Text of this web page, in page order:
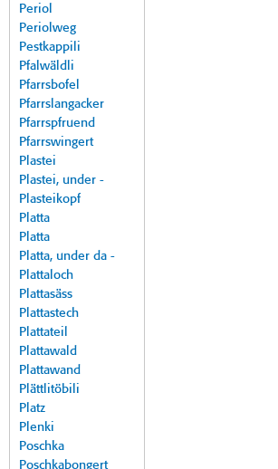
Periol
Periolweg
Pestkappili
Pfalwäldli
Pfarrsbofel
Pfarrslangacker
Pfarrspfruend
Pfarrswingert
Plastei
Plastei, under -
Plasteikopf
Platta
Platta
Platta, under da -
Plattaloch
Plattasäss
Plattastech
Plattateil
Plattawald
Plattawand
Plättlitöbili
Platz
Plenki
Poschka
Poschkabongert